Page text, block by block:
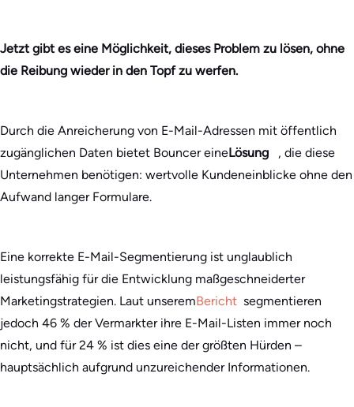
Jetzt gibt es eine Möglichkeit, dieses Problem zu lösen, ohne
die Reibung wieder in den Topf zu werfen.
Durch die Anreicherung von E-Mail-Adressen mit öffentlich
zugänglichen Daten bietet Bouncer eineLösung
, die diese
Unternehmen benötigen: wertvolle Kundeneinblicke ohne den
Aufwand langer Formulare.
Eine korrekte E-Mail-Segmentierung ist unglaublich
leistungsfähig für die Entwicklung maßgeschneiderter
Marketingstrategien. Laut unseremBericht segmentieren
jedoch 46 % der Vermarkter ihre E-Mail-Listen immer noch
nicht, und für 24 % ist dies eine der größten Hürden –
hauptsächlich aufgrund unzureichender Informationen.